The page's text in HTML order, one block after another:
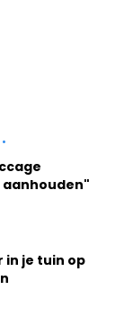
.
in je tuin op